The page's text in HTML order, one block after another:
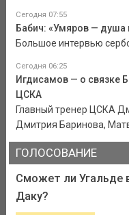
Сегодня 07:55
Бабич: «Умяров —
Большое интервью
Сегодня 06:25
Игдисамов — о связке
ЦСКА
Главный тренер ЦСКА
Дмитрия Баринова,
ГОЛОСОВАНИЕ
Сможет ли Угальде
Даку?